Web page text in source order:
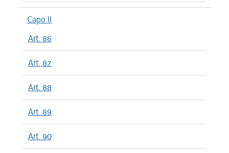
Capo II
Art. 86
Art. 87
Art. 88
Art. 89
Art. 90